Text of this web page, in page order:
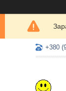
+380